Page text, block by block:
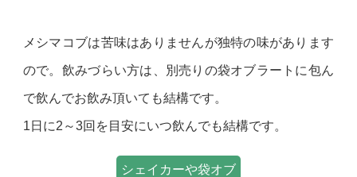
メシマコブは苦味はありませんが独特の味があります
ので。飲みづらい方は、別売りの袋オブラートに包ん
で飲んでお飲み頂いても結構です。
1日に2～3回を目安にいつ飲んでも結構です。
シェイカーや袋オブ